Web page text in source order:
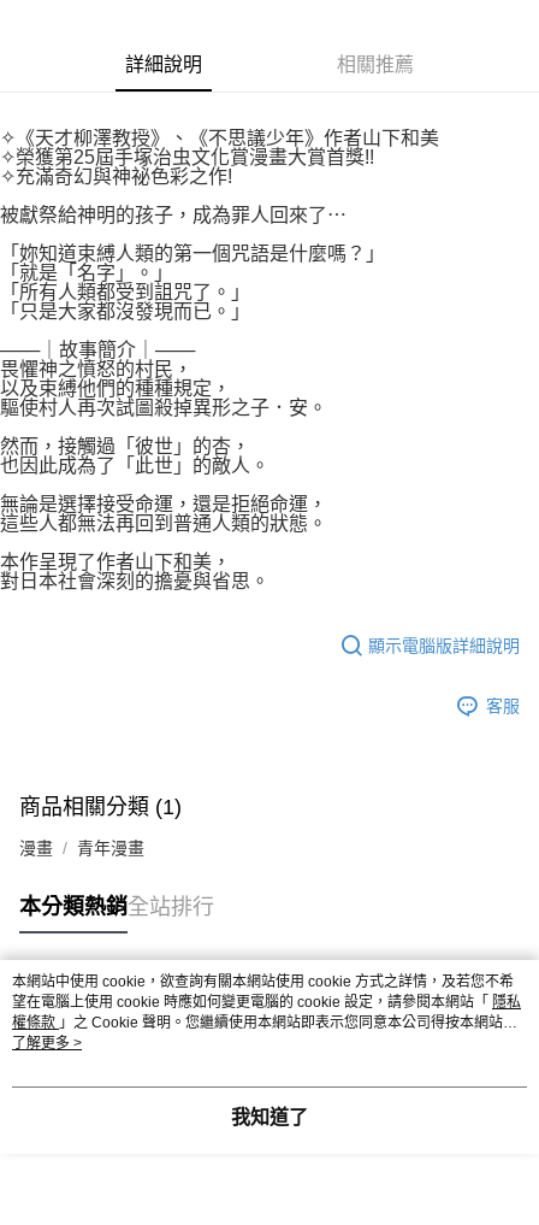
權轉讓予恩沛科技股份有限公司。
２．關於個人資料處理事宜，請瀏覽以下網址：
https://aftee.tw/terms/#terms3
３．未成年的使用者請事先徵得法定代理人或監護人之同意方可使用
「AFTEE先享後付」，若未經同意申辦者引起之損失，本公司不負相關責
任。
４．使用「AFTEE先享後付」時，將依據個別帳號之用戶狀況，依本公司即
時審查核予不同之上限額度；若仍有額度不足之情形，本公司將視審查結果
請求用戶進行身份認證。
５．嚴禁一人註冊多個帳號或使用他人資訊註冊。若發現惡意使用之情形，
恩沛科技股份有限公司將有權停止該用戶之使用額度並採取法律行動。
付款後7-11取貨
每筆NT$80，滿NT$500(含以上)免運費
宅配
每筆NT$100，滿NT$800(含以上)免運費
國家/地區配送
詳細說明 相關推薦
✧《天才柳澤教授》、《不思議少年》作者山下和美
✧榮獲第25屆手塚治虫文化賞漫畫大賞首獎!!
✧充滿奇幻與神祕色彩之作!
被獻祭給神明的孩子，成為罪人回來了⋯
「妳知道束縛人類的第一個咒語是什麼嗎？」
「就是「名字」。」
「所有人類都受到詛咒了。」
「只是大家都沒發現而已。」
───｜故事簡介｜───
畏懼神之憤怒的村民，
以及束縛他們的種種規定，
驅使村人再次試圖殺掉異形之子．安。
然而，接觸過「彼世」的杏，
也因此成為了「此世」的敵人。
無論是選擇接受命運，還是拒絕命運，
這些人都無法再回到普通人類的狀態。
本作呈現了作者山下和美，
對日本社會深刻的擔憂與省思。
顯示電腦版詳細說明
客服
商品相關分類 (1)
漫畫 青年漫畫
本分類熱銷全站排行
熱門標籤
本網站中使用 cookie，欲查詢有關本網站使用 cookie 方式之詳情，及若您不希
望在電腦上使用 cookie 時應如何變更電腦的 cookie 設定，請參閱本網站「 隱私
權條款 」之 Cookie 聲明。您繼續使用本網站即表示您同意本公司得按本網站使
用條款之 Cookie 聲明使用 cookie。
了解更多 >
我知道了